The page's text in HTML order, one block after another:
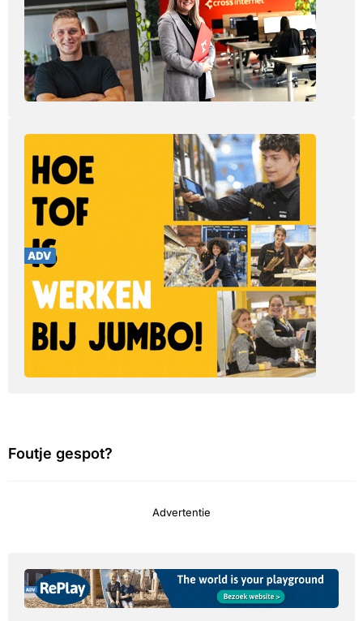
Foutje gespot?
Advertentie